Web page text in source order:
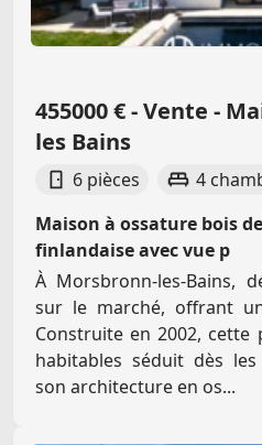
455000 € - Vente -
les Bains
6 pièces 4
Maison à ossature bois
finlandaise avec vue p
À Morsbronn-les-Bains,
sur le marché, offrant
Construite en 2002, cette
habitables séduit dès
son architecture en os...